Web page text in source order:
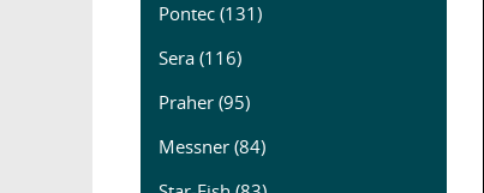
Pontec (131)
Sera (116)
Praher (95)
Messner (84)